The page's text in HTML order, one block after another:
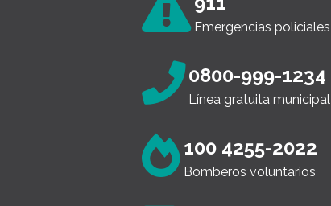
Emergencias policiales
0800-999-1234
Línea gratuita municipal
100 4255-2022
Bomberos voluntarios